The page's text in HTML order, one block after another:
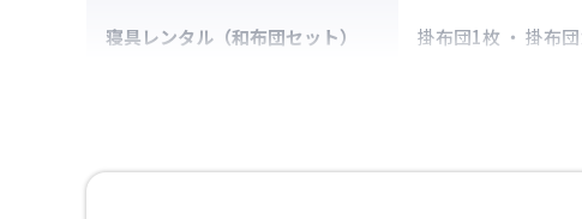
寝具レンタル（和布団セット） 掛布団1枚 ・ 掛布